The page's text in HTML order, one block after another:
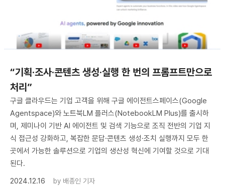
“기획·조사·콘텐츠 생성·실행 한 번의 프롬프트만으로
처리”
구글 클라우드는 기업 고객을 위해 구글 에이전트스페이스(Google
Agentspace)와 노트북LM 플러스(NotebookLM Plus)를 출시하
며, 제미나이 기반 AI 에이전트 및 검색 기능으로 조직 전반의 기업 지
식 접근성 강화하고, 복잡한 문답·콘텐츠 생성·조치 실행까지 모두 한
곳에서 가능한 솔루션으로 기업의 생산성 혁신에 기여할 것으로 기대
된다.
2024.12.16
by 배종인 기자